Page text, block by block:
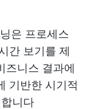
은 프로세스
간 보기를 제
즈니스 결과에
기반한 시기적
니다